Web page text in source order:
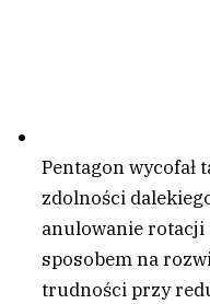
Pentagon wycofał
zdolności
anulowanie
sposobem na
trudności przy